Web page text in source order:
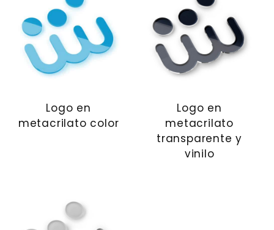
Logo en
metacrilato color
Logo en
metacrilato
transparente y
vinilo